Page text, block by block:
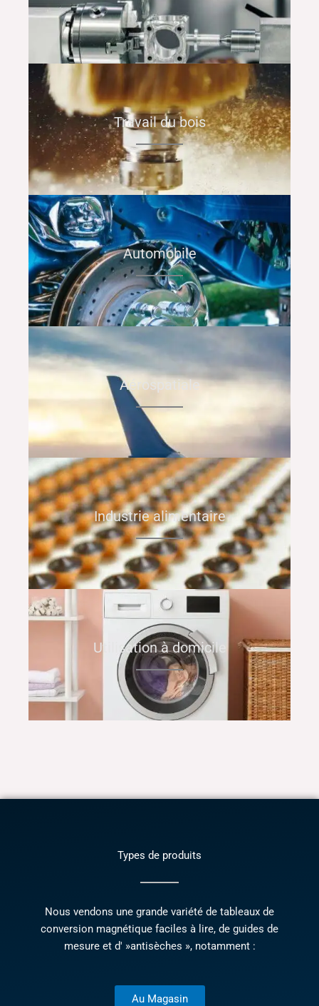
Travail du bois
Automobile
Aérospatiale
Industrie alimentaire
Utilisation à domicile
Types de produits
Nous vendons une grande variété de tableaux de
conversion magnétique faciles à lire, de guides de
mesure et d' »antisèches », notamment :
Au Magasin